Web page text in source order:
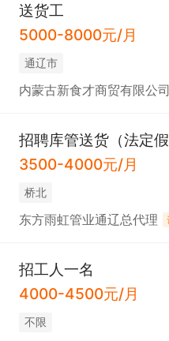
送货工
5000-8000元/月
通辽市
内蒙古新食才商贸有限公司
招聘库管送货（法定
3500-4000元/月
桥北
东方雨虹管业通辽总代理
招工人一名
4000-4500元/月
不限